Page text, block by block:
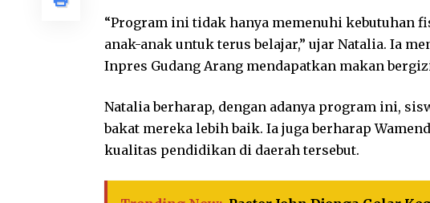
“Program ini tidak hanya memenuhi kebutuhan
anak-anak untuk terus belajar,” ujar Natalia. Ia
Inpres Gudang Arang mendapatkan makan
Natalia berharap, dengan adanya program ini,
bakat mereka lebih baik. Ia juga berharap
kualitas pendidikan di daerah tersebut.